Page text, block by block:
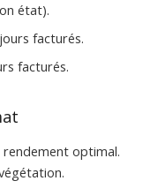
état).
facturés.
facturés.
optimal.